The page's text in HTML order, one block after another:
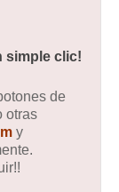
simple clic!
de
otras
y